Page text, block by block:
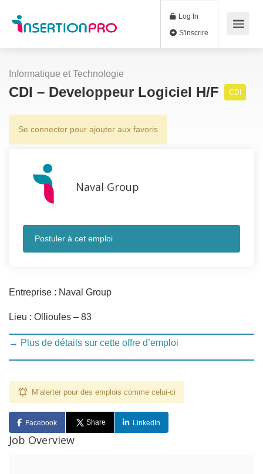
Log In
Informatique et Technologie
CDI – Developpeur Logiciel H/F CDI
Se connecter pour ajouter aux favoris
Naval Group
Postuler à cet emploi
Entreprise : Naval Group
Lieu : Ollioules – 83
→ Plus de détails sur cette offre d’emploi
M’alerter pour des emplois comme celui-ci
Facebook Share LinkedIn
Job Overview